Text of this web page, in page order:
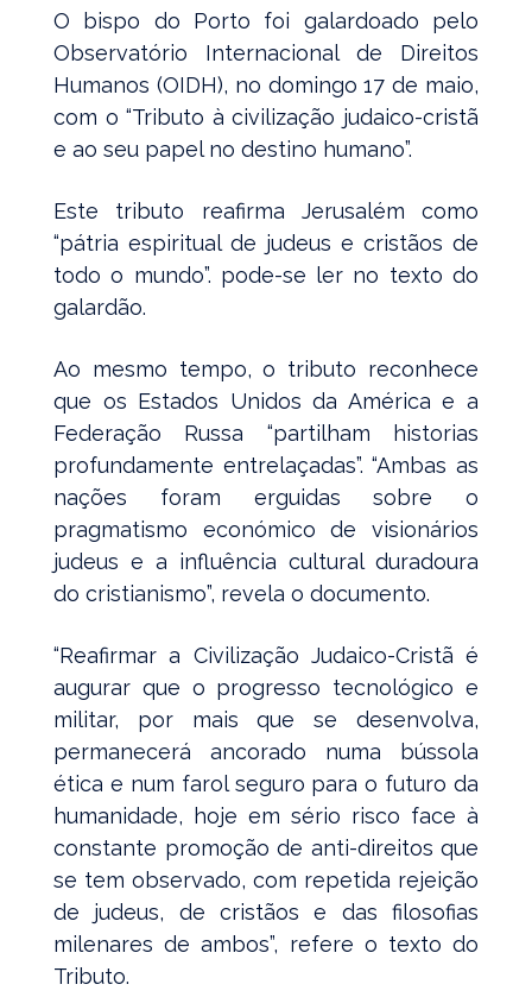
O bispo do Porto foi galardoado pelo
Observatório Internacional de Direitos
Humanos (OIDH), no domingo 17 de maio,
com o “Tributo à civilização judaico-cristã
e ao seu papel no destino humano”.
Este tributo reafirma Jerusalém como
“pátria espiritual de judeus e cristãos de
todo o mundo”. pode-se ler no texto do
galardão.
Ao mesmo tempo, o tributo reconhece
que os Estados Unidos da América e a
Federação Russa “partilham historias
profundamente entrelaçadas”. “Ambas as
nações foram erguidas sobre o
pragmatismo económico de visionários
judeus e a influência cultural duradoura
do cristianismo”, revela o documento.
“Reafirmar a Civilização Judaico-Cristã é
augurar que o progresso tecnológico e
militar, por mais que se desenvolva,
permanecerá ancorado numa bússola
ética e num farol seguro para o futuro da
humanidade, hoje em sério risco face à
constante promoção de anti-direitos que
se tem observado, com repetida rejeição
de judeus, de cristãos e das filosofias
milenares de ambos”, refere o texto do
Tributo.